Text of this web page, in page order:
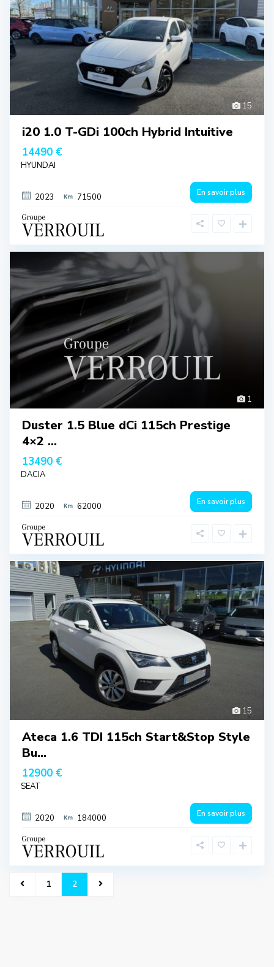
15
i20 1.0 T-GDi 100ch Hybrid Intuitive
14490 €
HYUNDAI
2023 71500 En savoir plus
1
Duster 1.5 Blue dCi 115ch Prestige
4×2 ...
13490 €
DACIA
2020 62000 En savoir plus
15
Ateca 1.6 TDI 115ch Start&Stop Style
Bu...
12900 €
SEAT
2020 184000 En savoir plus
1 2